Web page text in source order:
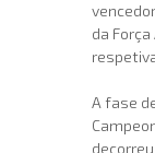
da Força
A fase